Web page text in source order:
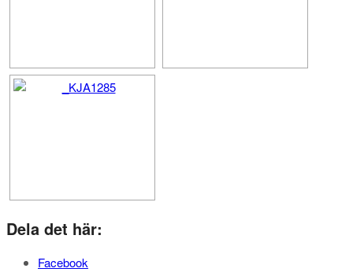
Dela det här:
Facebook